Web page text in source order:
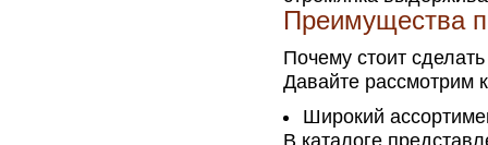
Преимущества
Почему стоит
Давайте рассмотрим
Широкий
В каталоге